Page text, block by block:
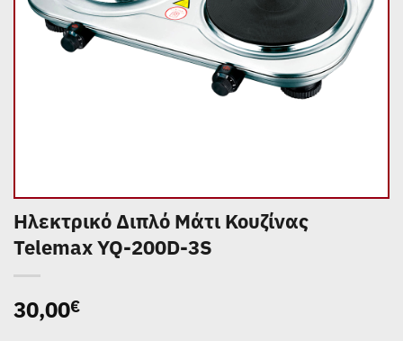
Ηλεκτρικό Διπλό Μάτι Κουζίνας
Telemax YQ-200D-3S
30,00€